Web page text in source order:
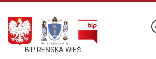
BIP REŃSKA WIEŚ